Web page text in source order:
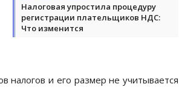
Налоговая упростила процедуру
регистрации плательщиков НДС:
Что изменится
налогов и его размер не учитывается